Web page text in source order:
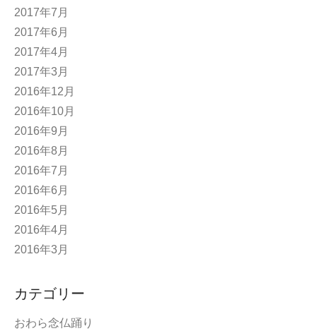
2017年7月
2017年6月
2017年4月
2017年3月
2016年12月
2016年10月
2016年9月
2016年8月
2016年7月
2016年6月
2016年5月
2016年4月
2016年3月
カテゴリー
おわら念仏踊り